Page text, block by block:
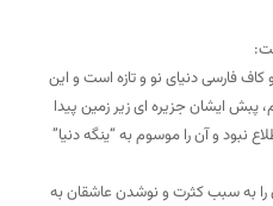
فارسی دنیای نو و تازه است و این
پبش ایشان جزیره ای زیر زمین پیدا
نبود و آن را موسوم به “ینگه دنیا”
به سبب کثرت و نوشدن عاشقان به